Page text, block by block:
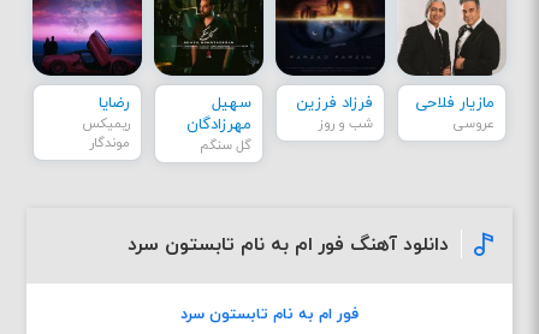
مازیار فلاحی
عروسی
فرزاد فرزین
شب و روز
سهیل
مهرزادگان
گل سنگم
رضایا
ریمیکس
موندگار
دانلود آهنگ فور ام به نام تابستون سرد
فور ام به نام تابستون سرد